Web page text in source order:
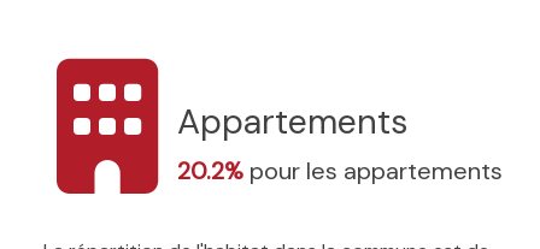
Appartements
20.2% pour les appartements